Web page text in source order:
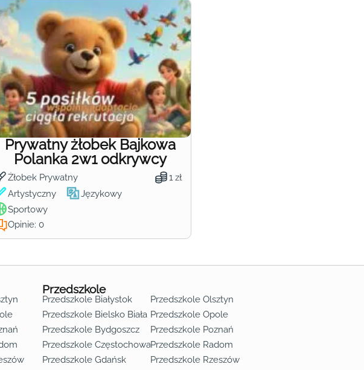
Prywatny żłobek Bajkowa
Polanka 2w1 odkrywcy
Żłobek Prywatny 1 zł
Artystyczny
Językowy
Sportowy
Opinie: 0
Przedszkole
Przedszkole Białystok
Przedszkole Bielsko Biała
Przedszkole Bydgoszcz
Przedszkole Częstochowa
Przedszkole Gdańsk
Przedszkole Olsztyn
Przedszkole Opole
Przedszkole Poznań
Przedszkole Radom
Przedszkole Rzeszów